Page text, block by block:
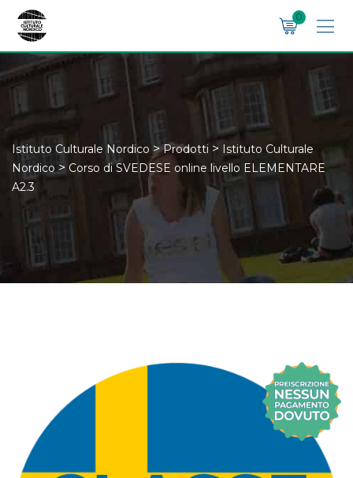
Skip
content
0
Istituto Culturale Nordico >Prodotti > Istituto Culturale
Nordico> Corso di SVEDESE online livello ELEMENTARE
A2.3